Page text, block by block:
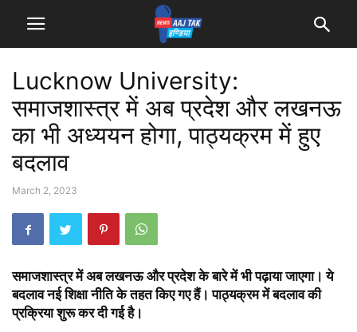
Lucknow University:
समाजशास्त्र में अब प्रदेश और लखनऊ
का भी अध्ययन होगा, पाठ्यक्रम में हुए
बदलाव
March 2, 2023
समाजशास्त्र में अब लखनऊ और प्रदेश के बारे में भी पढ़ाया जाएगा। ये
बदलाव नई शिक्षा नीति के तहत किए गए हैं। पाठ्यक्रम में बदलाव की
प्रक्रिया शुरू कर दी गई है।